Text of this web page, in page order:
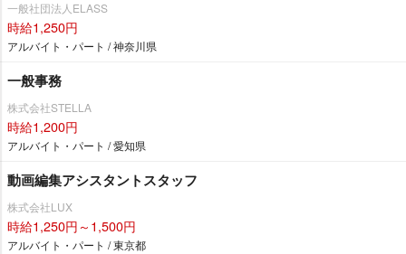
一般社団法人ELASS
時給1,250円
アルバイト・パート / 神奈川県
一般事務
株式会社STELLA
時給1,200円
アルバイト・パート / 愛知県
動画編集アシスタントスタッフ
株式会社LUX
時給1,250円～1,500円
アルバイト・パート / 東京都